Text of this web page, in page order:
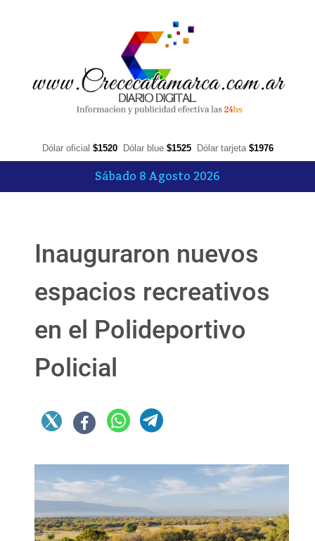
Dólar oficial $1520 Dólar blue $1525 Dólar tarjeta $1976
Sábado 8 Agosto 2026
Inauguraron nuevos
espacios recreativos
en el Polideportivo
Policial